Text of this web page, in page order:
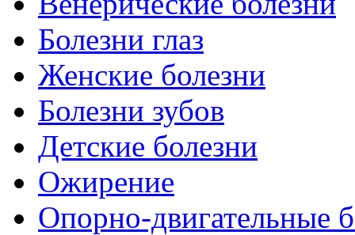
Болезни глаз
Женские болезни
Болезни зубов
Детские болезни
Ожирение
Опopно-двигательные